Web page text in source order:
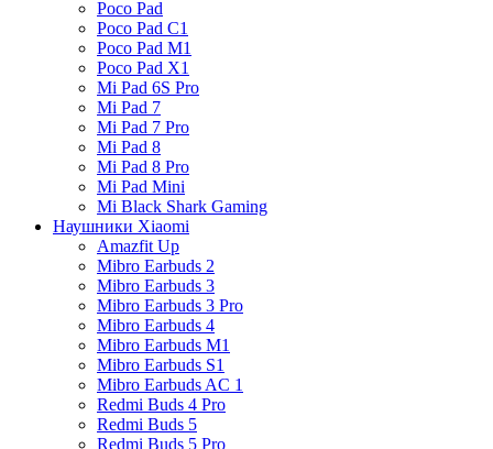
Poco Pad
Poco Pad C1
Poco Pad M1
Poco Pad X1
Mi Pad 6S Pro
Mi Pad 7
Mi Pad 7 Pro
Mi Pad 8
Mi Pad 8 Pro
Mi Pad Mini
Mi Black Shark Gaming
Наушники Xiaomi
Amazfit Up
Mibro Earbuds 2
Mibro Earbuds 3
Mibro Earbuds 3 Pro
Mibro Earbuds 4
Mibro Earbuds M1
Mibro Earbuds S1
Mibro Earbuds AC 1
Redmi Buds 4 Pro
Redmi Buds 5
Redmi Buds 5 Pro